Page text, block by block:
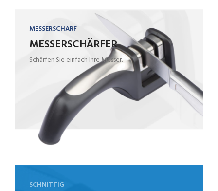
MESSERSCHARF
MESSERSCHÄRFER
Schärfen Sie einfach Ihre Messer.
SCHNITTIG